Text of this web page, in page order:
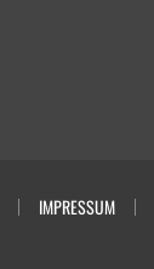
IMPRESSUM